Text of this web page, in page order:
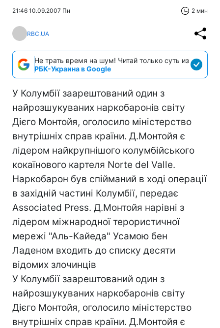
21:46 10.09.2007 Пн 2 мин
RBC.UA
Не трать время на шум! Читай только суть из
РБК-Украина в Google
У Колумбії заарештований один з
найрозшукуваних наркобаронів світу
Дієго Монтойя, оголосило міністерство
внутрішніх справ країни. Д.Монтойя є
лідером найкрупнішого колумбійського
кокаїнового картеля Norte del Valle.
Наркобарон був спійманий в ході операції
в західній частині Колумбії, передає
Associated Press. Д.Монтойя нарівні з
лідером міжнародної терористичної
мережі "Аль-Кайеда" Усамою бен
Ладеном входить до списку десяти
відомих злочинців
У Колумбії заарештований один з
найрозшукуваних наркобаронів світу
Дієго Монтойя, оголосило міністерство
внутрішніх справ країни. Д.Монтойя є